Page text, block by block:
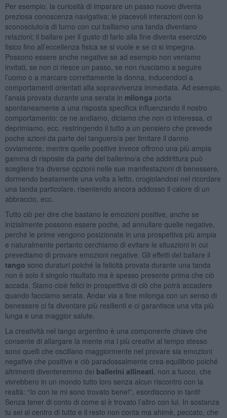
Per esempio, la curiosità di imparare un passo nuovo diventa
preziosa conoscenza navigativa; le piacevoli interazioni con lo
sconosciuto/a di turno con cui balliamo una tanda diventano
relazioni; il ballare per il gusto di farlo alla fine diventa esercizio
fisico fino all’eccellenza fisica se si vuole e se ci si impegna.
Possono essere anche negative se ad esempio non veniamo
invitati, se non ci riesce un passo, se non riusciamo a seguire
l’uomo o a marcare correttamente la donna, inducendoci a
comportamenti orientati alla sopravvivenza immediata. Ad esempio,
l’ansia provata durante una serata in milonga porta
spontaneamente a una risposta specifica influenzando il nostro
comportamento: ce ne andiamo, diciamo che non ci interessa, ci
deprimiamo, ecc. restringendo il tutto a un pensiero che prevede
poche azioni da parte del tanguero/a per limitare il danno
ovviamente, mentre quelle positive invece offrono una più ampia
gamma di risposte da parte del ballerino/a che addirittura può
scegliere tra diverse opzioni nelle sue manifestazioni di benessere,
dormendo beatamente una volta a letto, crogiolandosi nel ricordare
una tanda particolare, risentendo ancora addosso il calore di un
abbraccio, ecc.
Tutto ciò per dire che bastano le emozioni positive, anche se
inizialmente possono essere poche, ad annullare quelle negative,
perché le prime vengono posizionate in una prospettiva più ampia
e naturalmente pertanto cerchiamo di evitare le situazioni in cui
prevediamo di provare emozioni negative. Gli effetti del ballare il
tango sono duraturi poiché la felicità provata durante una tanda
non è solo il singolo risultato ma è spesso presente prima che ciò
accada. Siamo cioè felici in prospettiva di ciò che potrà accadere
quando facciamo serata. Andar via a fine milonga con un senso di
benessere ci fa diventare più resilienti e ci garantisce una vita più
lunga e una maggior salute.
La creatività nel tango argentino è una componente chiave che
consente di allargare la mente ma i più creativi al tempo stesso
sono quelli che oscillano maggiormente nel provare sia emozioni
negative che positive e ciò paradossalmente crea equilibrio poiché
altrimenti diventeremmo dei ballerini allineati , non a fuoco, che
vivrebbero in un mondo tutto loro senza alcun riscontro con la
realtà: “Io con te mi sono trovato bene!”, esordiscono in tanti!
Senza tener di conto di come si è trovato l’altro con lui. In sostanza
tu sei al centro di tutto e il resto non conta ma ahimè, peccato, che